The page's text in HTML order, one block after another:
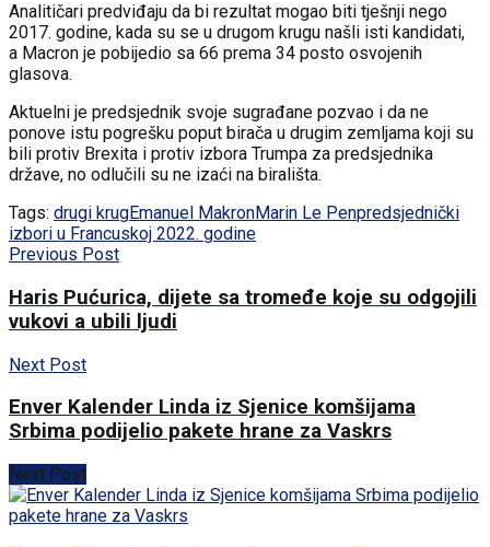
Analitičari predviđaju da bi rezultat mogao biti tješnji nego
2017. godine, kada su se u drugom krugu našli isti kandidati,
a Macron je pobijedio sa 66 prema 34 posto osvojenih
glasova.
Aktuelni je predsjednik svoje sugrađane pozvao i da ne
ponove istu pogrešku poput birača u drugim zemljama koji su
bili protiv Brexita i protiv izbora Trumpa za predsjednika
države, no odlučili su ne izaći na birališta.
Tags: drugi krugEmanuel MakronMarin Le Penpredsjednički
izbori u Francuskoj 2022. godine
Previous Post
Haris Pućurica, dijete sa tromeđe koje su odgojili
vukovi a ubili ljudi
Next Post
Enver Kalender Linda iz Sjenice komšijama
Srbima podijelio pakete hrane za Vaskrs
Next Post